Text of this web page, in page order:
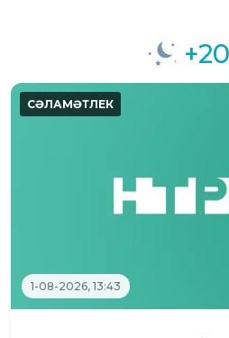
1-08-2026, 13:43